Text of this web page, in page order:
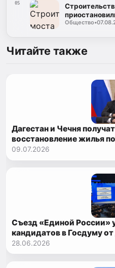
05
Общество•
Читайте также
Дагестан и Чечня
восстановление жилья
09.07.2026
Съезд «Единой России»
кандидатов в Госдуму от
28.06.2026